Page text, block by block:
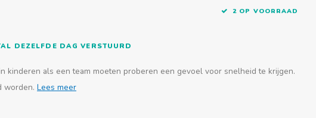
2 OP VOORRAAD
DEZELFDE DAG VERSTUURD
kinderen als een team moeten proberen een gevoel voor snelheid te krijgen.
worden. Lees meer